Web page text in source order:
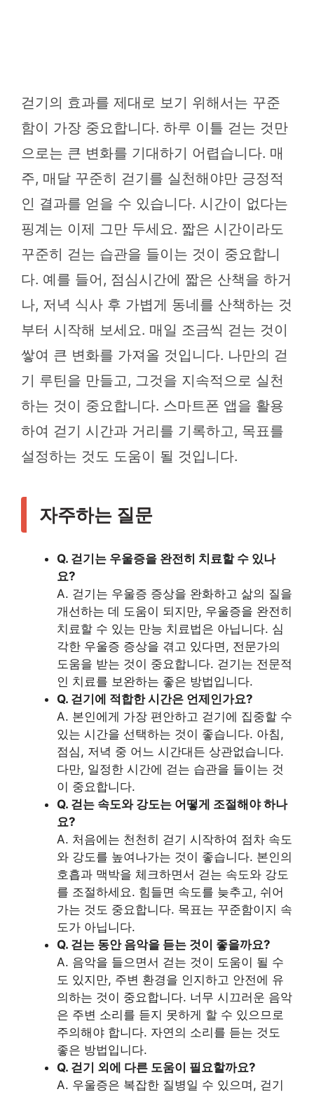
걷기의 효과를 제대로 보기 위해서는 꾸준
함이 가장 중요합니다. 하루 이틀 걷는 것만
으로는 큰 변화를 기대하기 어렵습니다. 매
주, 매달 꾸준히 걷기를 실천해야만 긍정적
인 결과를 얻을 수 있습니다. 시간이 없다는
핑계는 이제 그만 두세요. 짧은 시간이라도
꾸준히 걷는 습관을 들이는 것이 중요합니
다. 예를 들어, 점심시간에 짧은 산책을 하거
나, 저녁 식사 후 가볍게 동네를 산책하는 것
부터 시작해 보세요. 매일 조금씩 걷는 것이
쌓여 큰 변화를 가져올 것입니다. 나만의 걷
기 루틴을 만들고, 그것을 지속적으로 실천
하는 것이 중요합니다. 스마트폰 앱을 활용
하여 걷기 시간과 거리를 기록하고, 목표를
설정하는 것도 도움이 될 것입니다.
자주하는 질문
Q. 걷기는 우울증을 완전히 치료할 수 있나
요?
A. 걷기는 우울증 증상을 완화하고 삶의 질을
개선하는 데 도움이 되지만, 우울증을 완전히
치료할 수 있는 만능 치료법은 아닙니다. 심
각한 우울증 증상을 겪고 있다면, 전문가의
도움을 받는 것이 중요합니다. 걷기는 전문적
인 치료를 보완하는 좋은 방법입니다.
Q. 걷기에 적합한 시간은 언제인가요?
A. 본인에게 가장 편안하고 걷기에 집중할 수
있는 시간을 선택하는 것이 좋습니다. 아침,
점심, 저녁 중 어느 시간대든 상관없습니다.
다만, 일정한 시간에 걷는 습관을 들이는 것
이 중요합니다.
Q. 걷는 속도와 강도는 어떻게 조절해야 하나
요?
A. 처음에는 천천히 걷기 시작하여 점차 속도
와 강도를 높여나가는 것이 좋습니다. 본인의
호흡과 맥박을 체크하면서 걷는 속도와 강도
를 조절하세요. 힘들면 속도를 늦추고, 쉬어
가는 것도 중요합니다. 목표는 꾸준함이지 속
도가 아닙니다.
Q. 걷는 동안 음악을 듣는 것이 좋을까요?
A. 음악을 들으면서 걷는 것이 도움이 될 수
도 있지만, 주변 환경을 인지하고 안전에 유
의하는 것이 중요합니다. 너무 시끄러운 음악
은 주변 소리를 듣지 못하게 할 수 있으므로
주의해야 합니다. 자연의 소리를 듣는 것도
좋은 방법입니다.
Q. 걷기 외에 다른 도움이 필요할까요?
A. 우울증은 복잡한 질병일 수 있으며, 걷기